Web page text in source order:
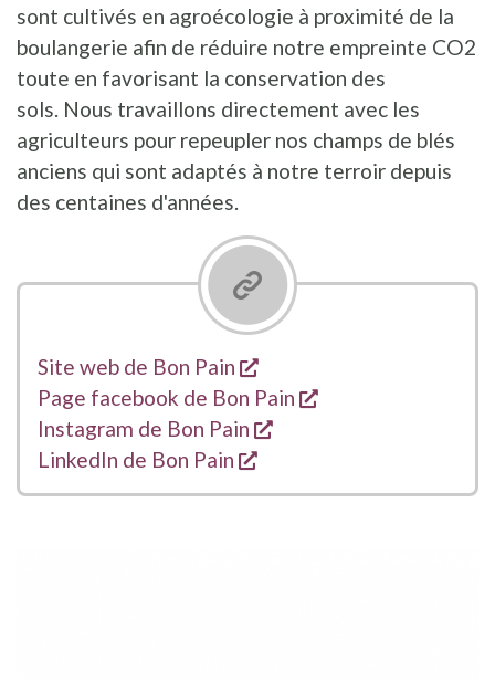
sont cultivés en agroécologie à proximité de la
boulangerie afin de réduire notre empreinte CO2
toute en favorisant la conservation des
sols. Nous travaillons directement avec les
agriculteurs pour repeupler nos champs de blés
anciens qui sont adaptés à notre terroir depuis
des centaines d'années.
Liens
Site web de Bon Pain
s'ouvre dans une
Page facebook de Bon Pain
s'ouvre dans une
Instagram de Bon Pain
s'ouvre dans une
LinkedIn de Bon Pain
s'ouvre dans une